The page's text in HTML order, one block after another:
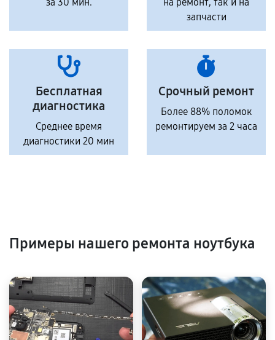
запчасти
Бесплатная
диагностика
Среднее время
диагностики 20 мин
Срочный ремонт
Более 88% поломок
ремонтируем за 2 часа
Примеры нашего ремонта ноутбука